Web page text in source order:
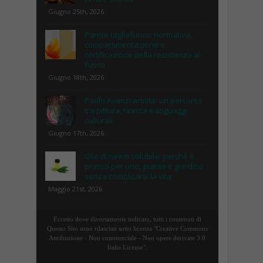
Giugno 25th, 2026
Parete tagliafuoco: normativa,
compartimentazione e
certificazione della resistenza al
fuoco
Giugno 18th, 2026
Paolo Avanzi artista: un percorso
tra pittura, ricerca e linguaggi
culturali
Giugno 17th, 2026
Olio di neem solubile: perché è
pratico per orto, piante e giardino
senza complicarsi la vita
Maggio 21st, 2026
Eccetto dove diversamente indicato, tutti i contenuti di
Questo Sito sono rilasciati sotto licenza "Creative Commons
Attribuzione - Non commerciale - Non opere derivate 3.0
Italia License".